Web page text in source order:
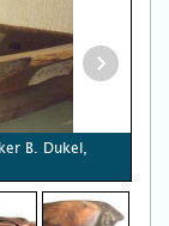
B. Dukel,